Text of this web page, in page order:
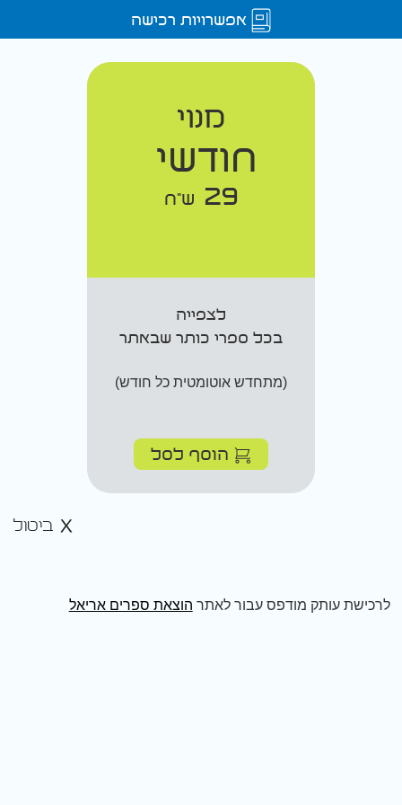
אפשרויות רכישה
מנוי
חודשי
29 ש"ח
לצפייה
בכל ספרי כותר שבאתר
(מתחדש אוטומטית כל חודש)
הוסף לסל
ביטול
לרכישת עותק מודפס עבור לאתר הוצאת ספרים אריאל